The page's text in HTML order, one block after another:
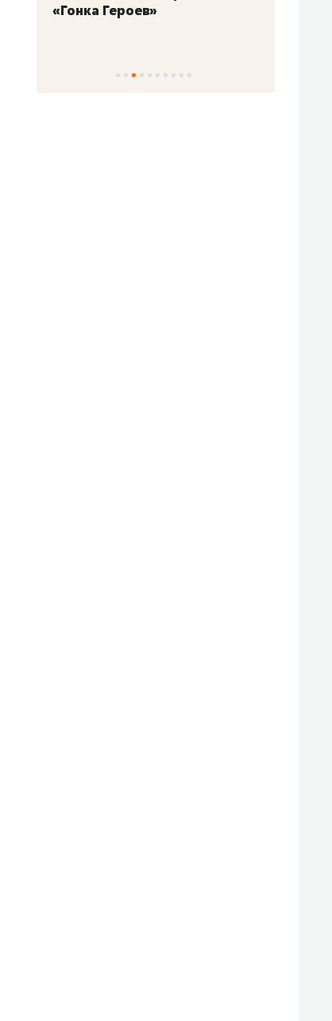
«Гонка Героев»